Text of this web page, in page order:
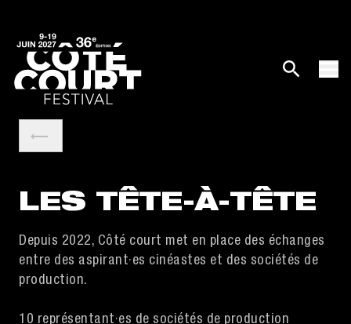
LES TÊTE-À-TÊTE
Depuis 2022, Côté court met en place des échanges
entre des aspirant·es cinéastes et des sociétés de
production.
10 représentant·es de sociétés de production